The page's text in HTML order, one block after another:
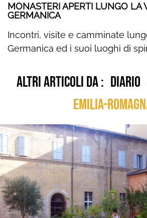
MONASTERI APERTI LUNGO LA
GERMANICA
Incontri, visite e camminate
Germanica ed i suoi luoghi di
Altri articoli da : diario
Emilia-